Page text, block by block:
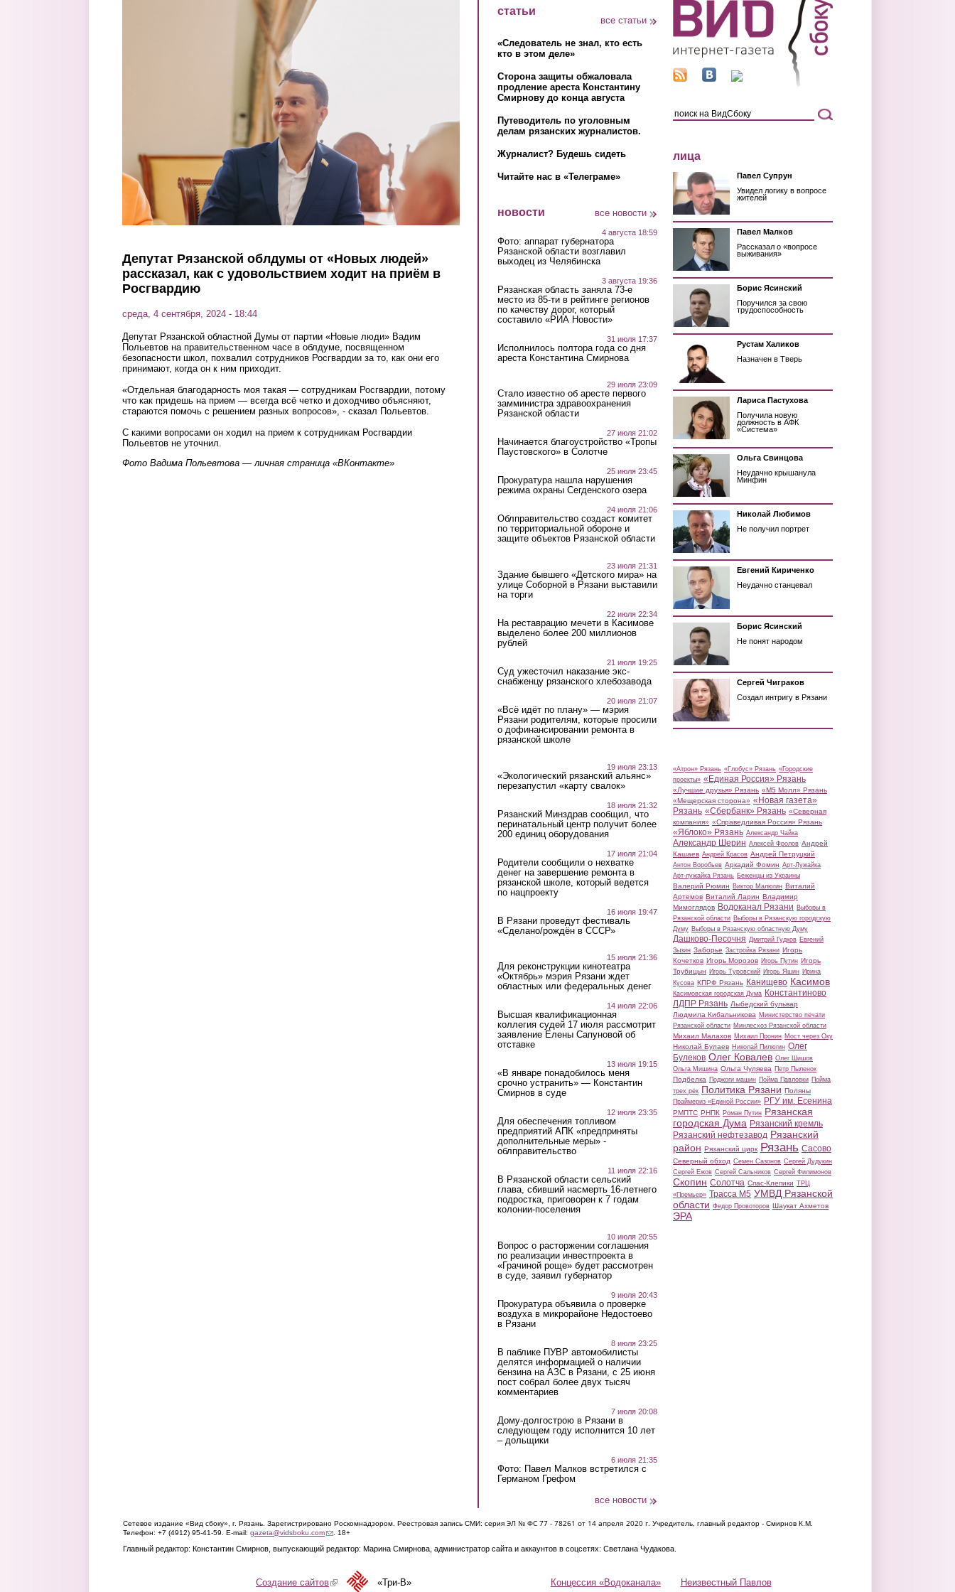
Депутат Рязанской облдумы от «Новых людей»
рассказал, как с удовольствием ходит на приём в
Росгвардию
среда, 4 сентября, 2024 - 18:44
Депутат Рязанской областной Думы от партии «Новые люди» Вадим
Польевтов на правительственном часе в облдуме, посвященном
безопасности школ, похвалил сотрудников Росгвардии за то, как они его
принимают, когда он к ним приходит.
«Отдельная благодарность моя такая — сотрудникам Росгвардии, потому
что как придешь на прием — всегда всё четко и доходчиво объясняют,
стараются помочь с решением разных вопросов», - сказал Польевтов.
С какими вопросами он ходил на прием к сотрудникам Росгвардии
Польевтов не уточнил.
Фото Вадима Польевтова — личная страница «ВКонтакте»
статьи
все статьи
«Следователь не знал, кто есть
кто в этом деле»
Сторона защиты обжаловала
продление ареста Константину
Смирнову до конца августа
Путеводитель по уголовным
делам рязанских журналистов.
Журналист? Будешь сидеть
Читайте нас в «Телеграме»
новости все новости
4 августа 18:59
Фото: аппарат губернатора
Рязанской области возглавил
выходец из Челябинска
3 августа 19:36
Рязанская область заняла 73-е
место из 85-ти в рейтинге регионов
по качеству дорог, который
составило «РИА Новости»
31 июля 17:37
Исполнилось полтора года со дня
ареста Константина Смирнова
29 июля 23:09
Стало известно об аресте первого
замминистра здравоохранения
Рязанской области
27 июля 21:02
Начинается благоустройство «Тропы
Паустовского» в Солотче
25 июля 23:45
Прокуратура нашла нарушения
режима охраны Сегденского озера
24 июля 21:06
Облправительство создаст комитет
по территориальной обороне и
защите объектов Рязанской области
23 июля 21:31
Здание бывшего «Детского мира» на
улице Соборной в Рязани выставили
на торги
22 июля 22:34
На реставрацию мечети в Касимове
выделено более 200 миллионов
рублей
21 июля 19:25
Суд ужесточил наказание экс-
снабженцу рязанского хлебозавода
20 июля 21:07
«Всё идёт по плану» — мэрия
Рязани родителям, которые просили
о дофинансировании ремонта в
рязанской школе
19 июля 23:13
«Экологический рязанский альянс»
перезапустил «карту свалок»
18 июля 21:32
Рязанский Минздрав сообщил, что
перинатальный центр получит более
200 единиц оборудования
17 июля 21:04
Родители сообщили о нехватке
денег на завершение ремонта в
рязанской школе, который ведется
по нацпроекту
16 июля 19:47
В Рязани проведут фестиваль
«Сделано/рождён в СССР»
15 июля 21:36
Для реконструкции кинотеатра
«Октябрь» мэрия Рязани ждет
областных или федеральных денег
14 июля 22:06
Высшая квалификационная
коллегия судей 17 июля рассмотрит
заявление Елены Сапуновой об
отставке
13 июля 19:15
«В январе понадобилось меня
срочно устранить» — Константин
Смирнов в суде
12 июля 23:35
Для обеспечения топливом
предприятий АПК «предприняты
дополнительные меры» -
облправительство
11 июля 22:16
В Рязанской области сельский
глава, сбивший насмерть 16-летнего
подростка, приговорен к 7 годам
колонии-поселения
10 июля 20:55
Вопрос о расторжении соглашения
по реализации инвестпроекта в
«Грачиной роще» будет рассмотрен
в суде, заявил губернатор
9 июля 20:43
Прокуратура объявила о проверке
воздуха в микрорайоне Недостоево
в Рязани
8 июля 23:25
В паблике ПУВР автомобилисты
делятся информацией о наличии
бензина на АЗС в Рязани, с 25 июня
пост собрал более двух тысяч
комментариев
7 июля 20:08
Дому-долгострою в Рязани в
следующем году исполнится 10 лет
– дольщики
6 июля 21:35
Фото: Павел Малков встретился с
Германом Грефом
все новости
лица
Павел Супрун
Увидел логику в вопросе
жителей
Павел Малков
Рассказал о «вопросе
выживания»
Борис Ясинский
Поручился за свою
трудоспособность
Рустам Халиков
Назначен в Тверь
Лариса Пастухова
Получила новую
должность в АФК
«Система»
Ольга Свинцова
Неудачно крышанула
Минфин
Николай Любимов
Не получил портрет
Евгений Кириченко
Неудачно станцевал
Борис Ясинский
Не понят народом
Сергей Чиграков
Создал интригу в Рязани
«Атрон» Рязань «Глобус» Рязань «Городские
проекты» «Единая Россия» Рязань
«Лучшие друзья» Рязань «М5 Молл» Рязань
«Мещерская сторона» «Новая газета»
Рязань «Сбербанк» Рязань «Северная
компания» «Справедливая Россия» Рязань
«Яблоко» Рязань Александр Чайка
Александр Шерин Алексей Фролов Андрей
Кашаев Андрей Красов Андрей Петруцкий
Антон Воробьев Аркадий Фомин Арт-Лужайка
Арт-лужайка Рязань Беженцы из Украины
Валерий Рюмин Виктор Малюгин Виталий
Артемов Виталий Ларин Владимир
Мимоглядов Водоканал Рязани Выборы в
Рязанской области Выборы в Рязанскую городскую
Думу Выборы в Рязанскую областную Думу
Дашково-Песочня Дмитрий Гудков Евгений
Зызин Заборье Застройка Рязани Игорь
Кочетков Игорь Морозов Игорь Путин Игорь
Трубицын Игорь Туровский Игорь Яшин Ирина
Кусова КПРФ Рязань Канищево Касимов
Касимовская городская Дума Константиново
ЛДПР Рязань Лыбедский бульвар
Людмила Кибальникова Министерство печати
Рязанской области Минлесхоз Рязанской области
Михаил Малахов Михаил Пронин Мост через Оку
Николай Булаев Николай Пилюгин Олег
Булеков Олег Ковалев Олег Шишов
Ольга Мишина Ольга Чуляева Петр Пыленок
Подбелка Поджоги машин Пойма Павловки Пойма
трех рек Политика Рязани Поляны
Праймериз «Единой России» РГУ им. Есенина
РМПТС РНПК Роман Путин Рязанская
городская Дума Рязанский кремль
Рязанский нефтезавод Рязанский
район Рязанский цирк Рязань Сасово
Северный обход Семен Сазонов Сергей Дудукин
Сергей Ежов Сергей Сальников Сергей Филимонов
Скопин Солотча Спас-Клепики ТРЦ
«Премьер» Трасса М5 УМВД Рязанской
области Федор Провоторов Шаукат Ахметов
ЭРА
Сетевое издание «Вид сбоку», г. Рязань. Зарегистрировано Роскомнадзором. Реестровая запись СМИ: серия ЭЛ № ФС 77 - 78261 от 14 апреля 2020 г. Учредитель, главный редактор - Смирнов К.М.
Телефон: +7 (4912) 95-41-59. E-mail: gazeta@vidsboku.com(link sends e-mail)
. 18+
Главный редактор: Константин Смирнов, выпускающий редактор: Марина Смирнова, администратор сайта и аккаунтов в соцсетях: Светлана Чудакова.
Концессия «Водоканала» Неизвестный Павлов
Создание сайтов(link is external)«Три-В»